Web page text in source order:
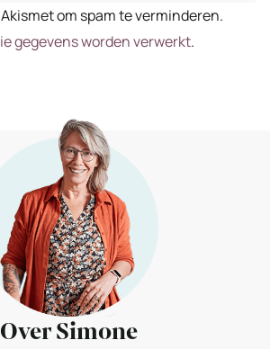
om spam te verminderen.
gegevens worden verwerkt.
Over Simone